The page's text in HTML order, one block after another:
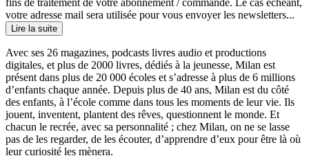
votre adresse mail sera utilisée pour vous envoyer les newsletters...
Lire la suite
Avec ses 26 magazines, podcasts livres audio et productions
digitales, et plus de 2000 livres, dédiés à la jeunesse, Milan est
présent dans plus de 20 000 écoles et s’adresse à plus de 6 millions
d’enfants chaque année. Depuis plus de 40 ans, Milan est du côté
des enfants, à l’école comme dans tous les moments de leur vie. Ils
jouent, inventent, plantent des rêves, questionnent le monde. Et
chacun le recrée, avec sa personnalité ; chez Milan, on ne se lasse
pas de les regarder, de les écouter, d’apprendre d’eux pour être là où
leur curiosité les mènera.